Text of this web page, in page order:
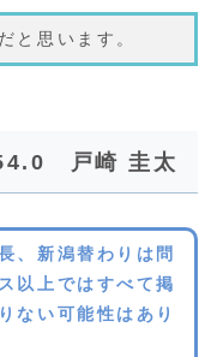
と思います。
戸崎 圭太
、新潟替わりは問
以上ではすべて掲
ない可能性はあり